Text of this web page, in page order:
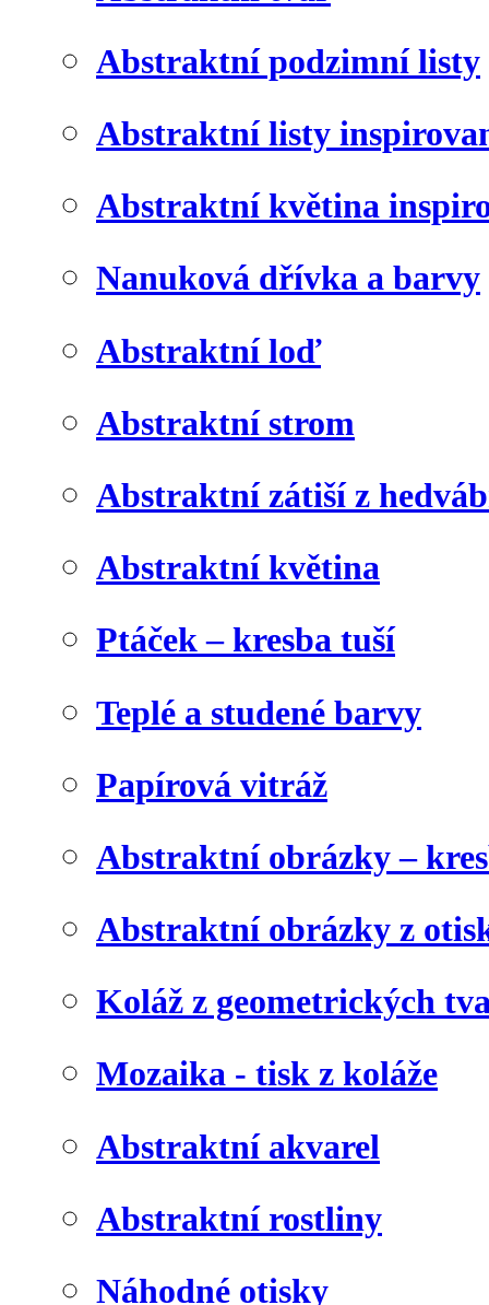
Abstraktní podzimní listy
Abstraktní listy
Abstraktní květina
Nanuková dřívka a barvy
Abstraktní loď
Abstraktní strom
Abstraktní zátiší z
Abstraktní květina
Ptáček – kresba tuší
Teplé a studené barvy
Papírová vitráž
Abstraktní obrázky –
Abstraktní obrázky z
Koláž z geometrických
Mozaika - tisk z koláže
Abstraktní akvarel
Abstraktní rostliny
Náhodné otisky